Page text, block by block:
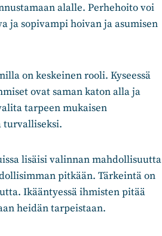
alalle. Perhehoito voi
ja sopivampi hoivan ja asumisen
on keskeinen rooli. Kyseessä
ovat saman katon alla ja
tarpeen mukaisen
turvalliseksi.
lisäisi valinnan mahdollisuutta
pitkään. Tärkeintä on
Ikääntyessä ihmisten pitää
heidän tarpeistaan.